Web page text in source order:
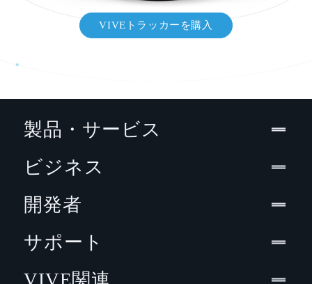
VIVEトラッカーを購入
製品・サービス
ビジネス
開発者
サポート